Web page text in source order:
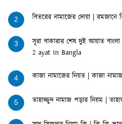
2 বিতরের নামাজের দোয়া | রমজানে
3
সূরা বাকারার শেষ দুই আয়াত
2 ayat in Bangla
4 কাজা নামাজের নিয়ত | কাজা
5 তাহাজ্জুদ নামাজ পড়ার নিয়ম |